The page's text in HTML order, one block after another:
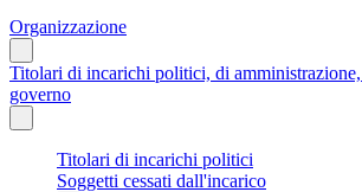
Organizzazione
Titolari di incarichi politici, di
governo
Titolari di incarichi politici
Soggetti cessati dall'incarico